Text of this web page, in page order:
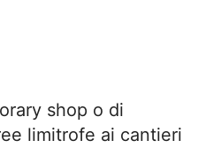
shop o di
limitrofe ai cantieri